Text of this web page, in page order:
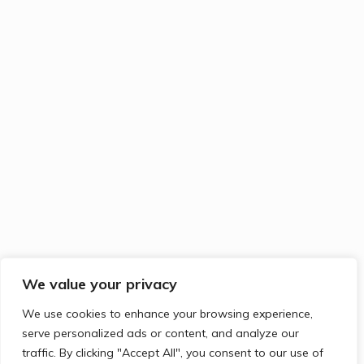
We value your privacy
We use cookies to enhance your browsing experience,
serve personalized ads or content, and analyze our
traffic. By clicking "Accept All", you consent to our use of